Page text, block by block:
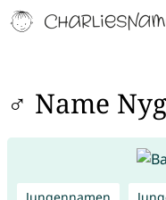
♂ Name